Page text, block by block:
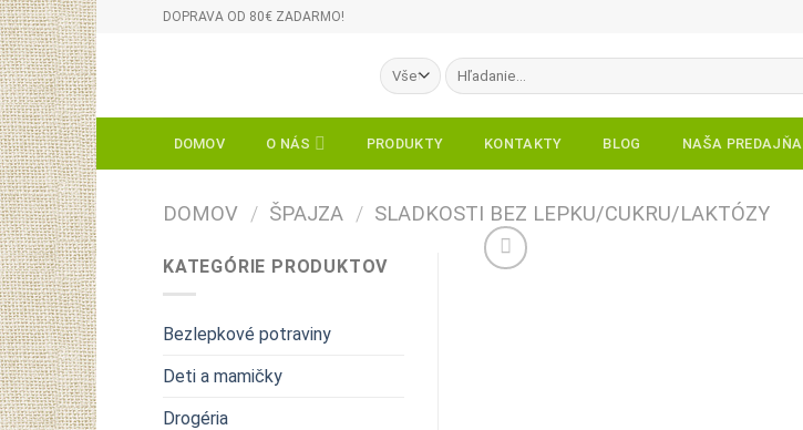
Skip
to
content
DOPRAVA OD 80€ ZADARMO!
Hľadať:
DOMOV O NÁS PRODUKTY KONTAKTY BLOG NAŠA PREDAJŇA
DOMOV / ŠPAJZA / SLADKOSTI BEZ LEPKU/CUKRU/LAKTÓZY
KATEGÓRIE PRODUKTOV
Bezlepkové potraviny
Deti a mamičky
Drogéria